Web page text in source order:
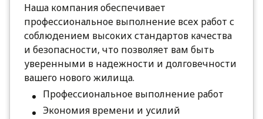
Наша компания обеспечивает
профессиональное выполнение всех работ с
соблюдением высоких стандартов качества
и безопасности, что позволяет вам быть
уверенными в надежности и долговечности
вашего нового жилища.
Профессиональное выполнение работ
Экономия времени и усилий